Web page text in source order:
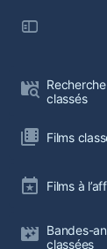
classés
Films
Films à
Bandes-
classées